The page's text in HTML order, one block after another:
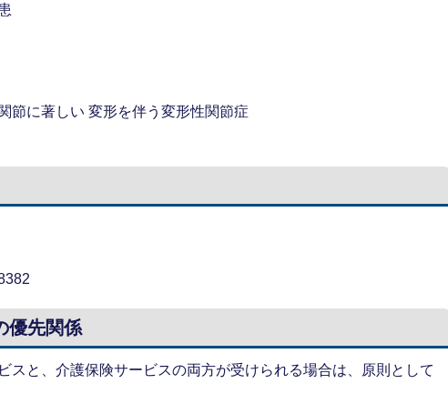
節に著しい 変形を伴う変形性関節症
優先関係
スと、介護保険サービスの両方が受けられる場合は、原則として